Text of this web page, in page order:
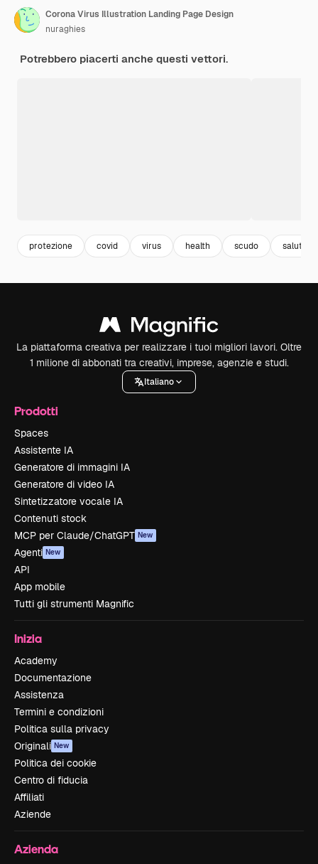
Corona Virus Illustration Landing Page Design
nuraghies
Potrebbero piacerti anche questi vettori.
protezione covid virus health scudo salute
La piattaforma creativa per realizzare i tuoi migliori lavori. Oltre
1 milione di abbonati tra creativi, imprese, agenzie e studi.
Italiano
Prodotti
Spaces
Assistente IA
Generatore di immagini IA
Generatore di video IA
Sintetizzatore vocale IA
Contenuti stock
MCP per Claude/ChatGPT New
Agenti New
API
App mobile
Tutti gli strumenti Magnific
Inizia
Academy
Documentazione
Assistenza
Termini e condizioni
Politica sulla privacy
Originali New
Politica dei cookie
Centro di fiducia
Affiliati
Aziende
Azienda